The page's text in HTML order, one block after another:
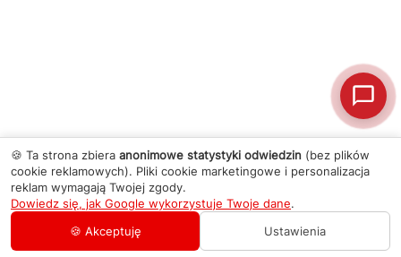
🍪 Ta strona zbiera anonimowe statystyki odwiedzin (bez plików
cookie reklamowych). Pliki cookie marketingowe i personalizacja
reklam wymagają Twojej zgody.
Dowiedz się, jak Google wykorzystuje Twoje dane.
🍪 Akceptuję
Ustawienia